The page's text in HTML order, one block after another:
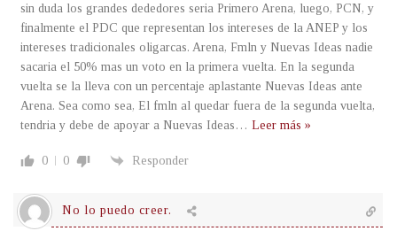
sin duda los grandes dededores seria Primero Arena, luego, PCN, y
finalmente el PDC que representan los intereses de la ANEP y los
intereses tradicionales oligarcas. Arena, Fmln y Nuevas Ideas nadie
sacaria el 50% mas un voto en la primera vuelta. En la segunda
vuelta se la lleva con un percentaje aplastante Nuevas Ideas ante
Arena. Sea como sea, El fmln al quedar fuera de la segunda vuelta,
tendria y debe de apoyar a Nuevas Ideas … Leer más »
0 0 Responder
No lo puedo creer.